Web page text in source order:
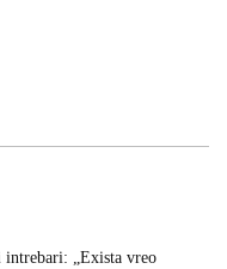
intrebari: „Exista vreo